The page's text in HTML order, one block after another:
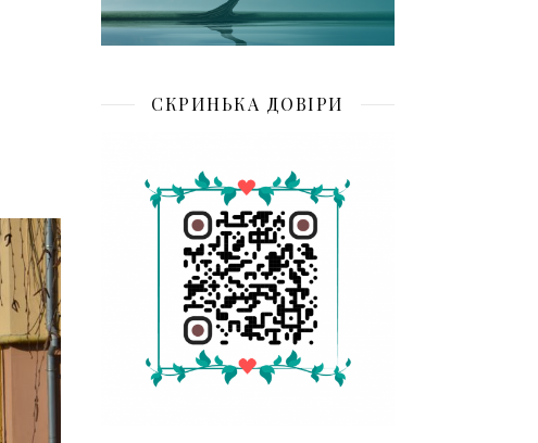
СКРИНЬКА ДОВІРИ